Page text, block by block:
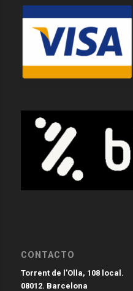
CONTACTO
Torrent de l’Olla, 108 local.
08012. Barcelona